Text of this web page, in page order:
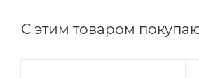
С этим товаром